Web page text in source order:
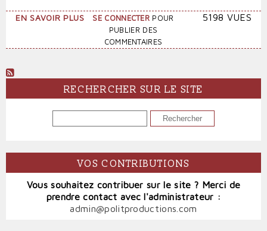
EN SAVOIR PLUS SUR
«FUSILLÉS
POUR
L’EXEMPLE»
DE
14-
DES
CRIMINELS
SE CONNECTER POUR
PUBLIER DES
COMMENTAIRES
5198 VUES
RECHERCHER SUR LE SITE
RECHERCHER
VOS CONTRIBUTIONS
Vous souhaitez contribuer sur le site ? Merci de
prendre contact avec l'administrateur :
admin@politproductions.com